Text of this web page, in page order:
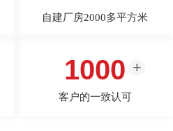
自建厂房2000多平方米
1000
客户的一致认可